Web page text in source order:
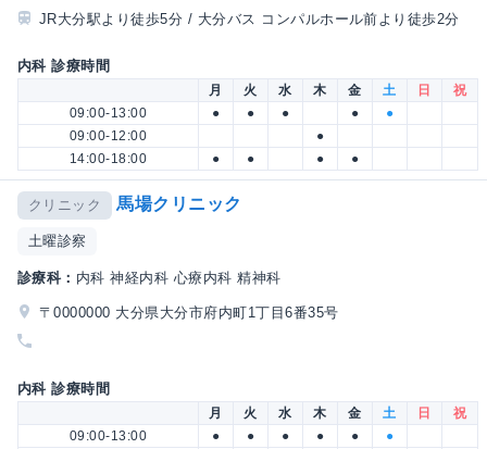
JR大分駅より徒歩5分 / 大分バス コンパルホール前より徒歩2分
内科 診療時間
月 火 水 木 金 土 日
祝
09:00-13:00
● ● ● ●
●
09:00-12:00
●
14:00-18:00
● ● ● ●
クリニック 馬場クリニック
土曜診察
診療科： 内科 神経内科 心療内科 精神科
〒0000000 大分県大分市府内町1丁目6番35号
内科 診療時間
月 火 水 木 金 土 日
祝
09:00-13:00
● ● ● ● ● ●